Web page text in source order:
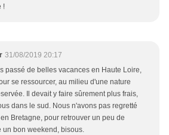
!
31/08/2019 20:17
passé de belles vacances en Haute Loire,
se ressourcer, au milieu d'une nature
Il devait y faire sûrement plus frais,
dans le sud. Nous n'avons pas regretté
Bretagne, pour retrouver un peu de
un bon weekend, bisous.